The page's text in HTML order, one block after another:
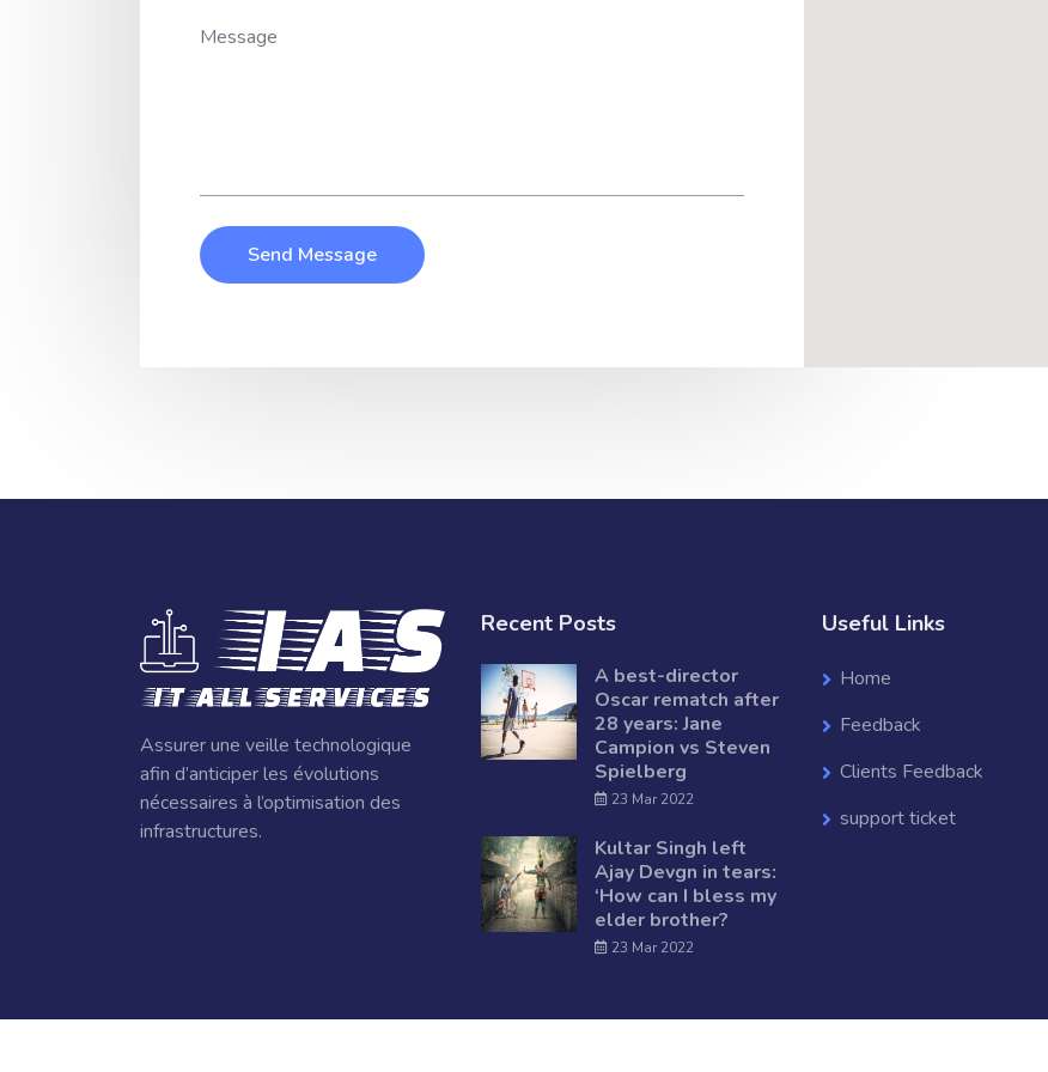
Send Message
Assurer une veille technologique
afin d’anticiper les évolutions
nécessaires à l’optimisation des
infrastructures.
Recent Posts
A best-director
Oscar rematch after
28 years: Jane
Campion vs Steven
Spielberg
23 Mar 2022
Kultar Singh left
Ajay Devgn in tears:
‘How can I bless my
elder brother?
23 Mar 2022
Useful Links
Home
Feedback
Clients Feedback
support ticket